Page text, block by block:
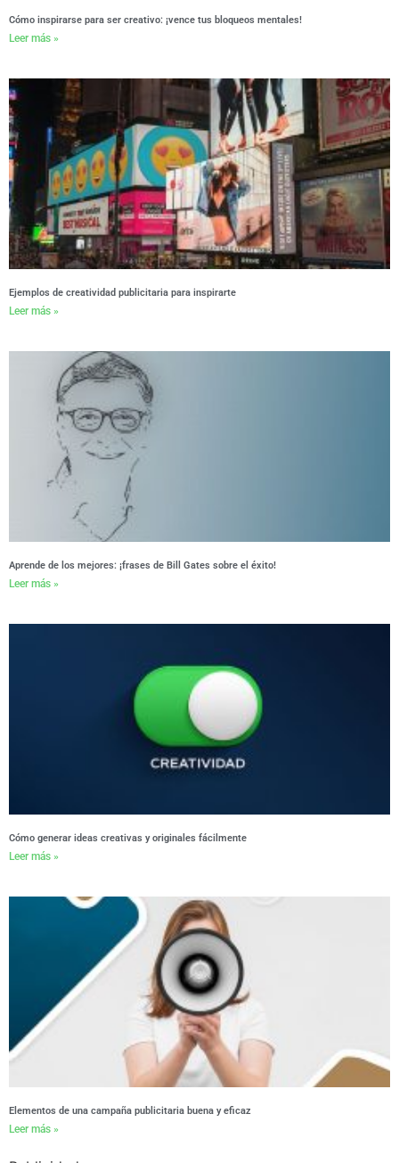
Cómo inspirarse para ser creativo: ¡vence tus bloqueos mentales!
Leer más »
Ejemplos de creatividad publicitaria para inspirarte
Leer más »
Aprende de los mejores: ¡frases de Bill Gates sobre el éxito!
Leer más »
Cómo generar ideas creativas y originales fácilmente
Leer más »
Elementos de una campaña publicitaria buena y eficaz
Leer más »